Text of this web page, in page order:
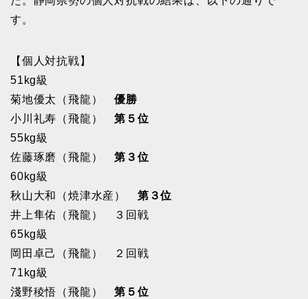
す。
【個人対抗戦】
51kg級
菊地優太（飛龍）優勝
小川礼寿（飛龍）第５位
55kg級
佐藤琢磨（飛龍）第３位
60kg級
秋山大和（焼津水産） 第３位
井上隼佑（飛龍） ３回戦
65kg級
岡田卓己（飛龍） ２回戦
71kg級
淺野稜悟（飛龍）第５位